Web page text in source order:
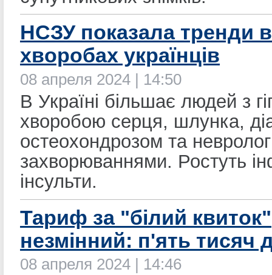
НСЗУ показала тренди в
хворобах українців
08 апреля 2024 | 14:50
В Україні більшає людей з
хворобою серця, шлунка,
остеохондрозом та
захворюваннями. Ростуть
інсульти.
Тариф за "білий квиток"
незмінний: п'ять тисяч
08 апреля 2024 | 14:46